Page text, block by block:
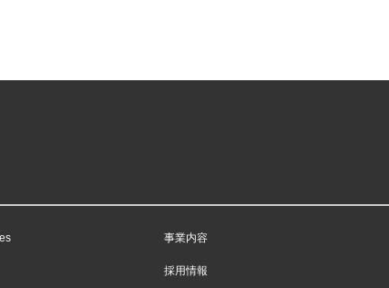
事業内容
採用情報